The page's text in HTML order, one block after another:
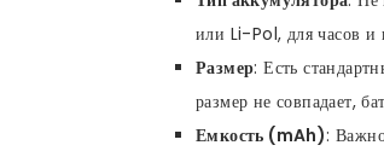
или Li-Pol, для часов и
Размер: Есть
размер не совпадает,
Емкость (mAh):